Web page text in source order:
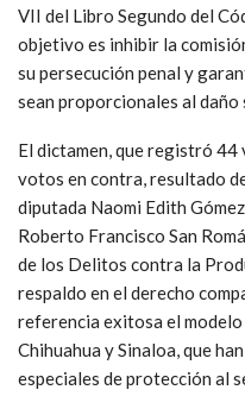
VII del Libro Segundo del
objetivo es inhibir la
su persecución penal y
sean proporcionales al daño
El dictamen, que registró
votos en contra, resultado
diputada Naomi Edith
Roberto Francisco San
de los Delitos contra la
respaldo en el derecho
referencia exitosa el modelo
Chihuahua y Sinaloa, que
especiales de protección al